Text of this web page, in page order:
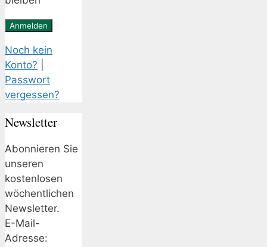
Noch kein
Konto?
Passwort
vergessen?
Newsletter
Abonnieren Sie
unseren
kostenlosen
wöchentlichen
Newsletter.
E-Mail-
Adresse: